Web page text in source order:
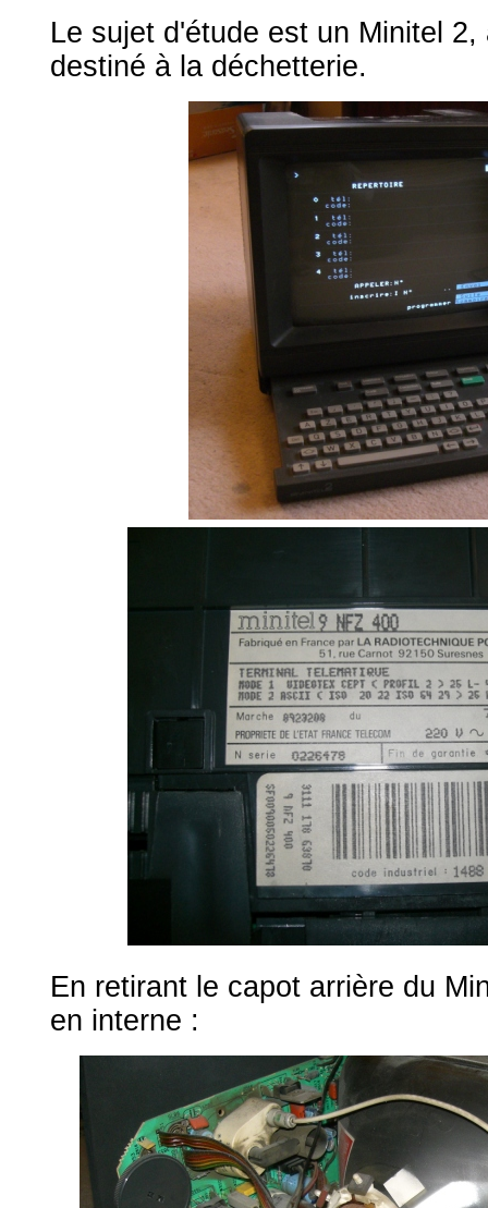
Le sujet d'étude est un Minitel
destiné à la déchetterie.
En retirant le capot arrière du
en interne :